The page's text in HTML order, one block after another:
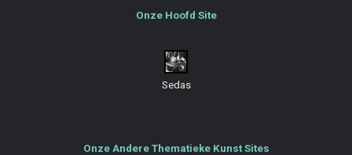
Onze Hoofd Site
Sedas
Onze Andere Thematieke Kunst Sites